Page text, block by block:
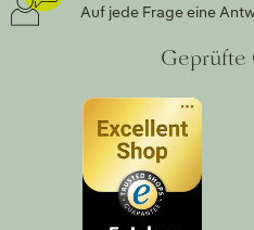
Auf jede Frage eine
Geprüfte